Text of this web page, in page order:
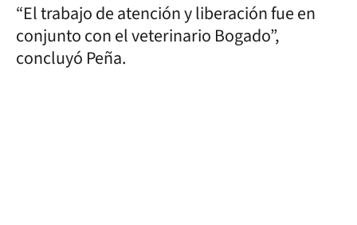
“El trabajo de atención y liberación fue en
conjunto con el veterinario Bogado”,
concluyó Peña.